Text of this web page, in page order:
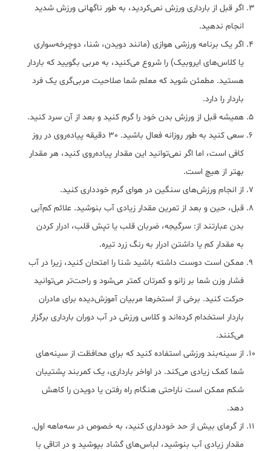
اگر قبل از بارداری ورزش نمی‌کردید، به طور ناگهانی ورزش شدید
انجام ندهید.
اگر یک برنامه ورزشی هوازی (مانند دویدن، شنا، دوچرخه‌سواری
یا کلاس‌های ایروبیک) را شروع می‌کنید، به مربی بگویید که باردار
هستید. مطمئن شوید که معلم شما صلاحیت مربی‌گری یک فرد
باردار را دارد.
همیشه قبل از ورزش بدن خود را گرم کنید و بعد از آن سرد کنید.
سعی کنید به طور روزانه فعال باشید. 30 دقیقه پیاده‌روی در روز
کافی است، اما اگر نمی‌توانید این مقدار پیاده‌روی کنید، هر مقدار
بهتر از هیچ است.
از انجام ورزش‌های سنگین در هوای گرم خودداری کنید.
قبل، حین و بعد از تمرین مقدار زیادی آب بنوشید. علائم کم‌آبی
بدن عبارتند از: سرگیجه، ضربان قلب یا تپش قلب، ادرار کردن
به مقدار کم یا داشتن ادرار به رنگ زرد تیره.
ممکن است دوست داشته باشید شنا را امتحان کنید، زیرا در آب
فشار وزن شما بر زانو و کمرتان کمتر می‌شود و راحت‌تر می‌توانید
حرکت کنید. برخی از استخرها مربیان آموزش‌دیده برای مادران
باردار استخدام کرده‌اند و کلاس ورزش در آب دوران بارداری برگزار
می‌کنند.
از سینه‌بند ورزشی استفاده کنید که برای محافظت از سینه‌های
شما کمک زیادی می‌کند. در اواخر بارداری، یک کمربند پشتیبان
شکم ممکن است ناراحتی هنگام راه رفتن یا دویدن را کاهش
دهد.
از گرمای بیش از حد خودداری کنید، به خصوص در سه‌ماهه اول.
مقدار زیادی آب بنوشید، لباس‌های گشاد بپوشید و در اتاقی با